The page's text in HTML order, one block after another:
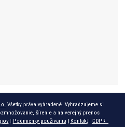
Všetky práva vyhradené. Vyhradzujeme si
šírenie a na verejný prenos
| Podmienky používania | Kontakt| GDPR -